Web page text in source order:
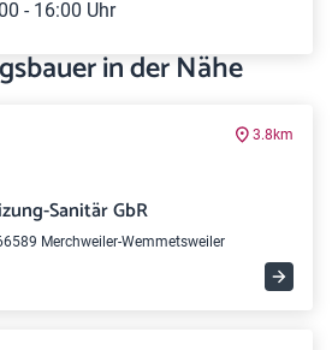
- 16:00 Uhr
in der Nähe
3.8km
Sanitär GbR
Merchweiler-Wemmetsweiler